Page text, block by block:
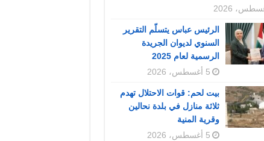
الرئيس عباس يتسلّم التقرير
السنوي لديوان الجريدة
الرسمية لعام 2025
5 أغسطس، 2026
بيت لحم: قوات الاحتلال تهدم
ثلاثة منازل في بلدة نحالين
وقرية المنية
5 أغسطس، 2026